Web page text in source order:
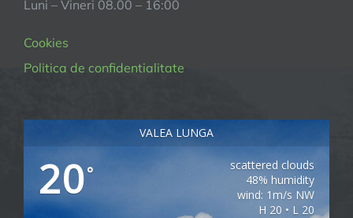
Luni – Vineri 08.00 – 16:00
Cookies
Politica de confidentialitate
VALEA LUNGA
20°
scattered clouds
48% humidity
wind: 1m/s NW
H 20 • L 20